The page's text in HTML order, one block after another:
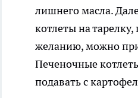
лишнего масла.
котлеты на
желанию, можно
Печеночные
подавать с